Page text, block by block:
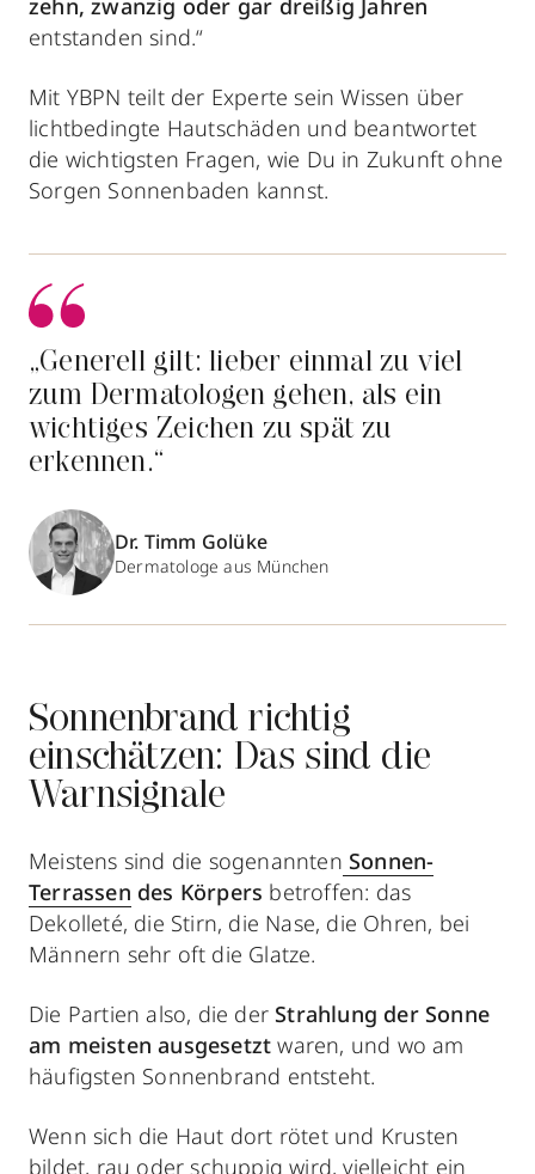
entstanden sind.“
Mit YBPN teilt der Experte sein Wissen über
lichtbedingte Hautschäden und beantwortet
die wichtigsten Fragen, wie Du in Zukunft ohne
Sorgen Sonnenbaden kannst.
„Generell gilt: lieber einmal zu viel
zum Dermatologen gehen, als ein
wichtiges Zeichen zu spät zu
erkennen.“
Dr. Timm Golüke
Dermatologe aus München
Sonnenbrand richtig
einschätzen: Das sind die
Warnsignale
Meistens sind die sogenannten Sonnen-
Terrassen des Körpers betroffen: das
Dekolleté, die Stirn, die Nase, die Ohren, bei
Männern sehr oft die Glatze.
Die Partien also, die der Strahlung der Sonne
am meisten ausgesetzt waren, und wo am
häufigsten Sonnenbrand entsteht.
Wenn sich die Haut dort rötet und Krusten
bildet, rau oder schuppig wird, vielleicht ein